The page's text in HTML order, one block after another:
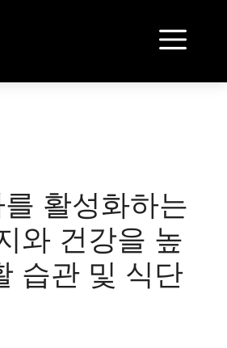
활성화하는
와 건강을 높
습관 및 식단